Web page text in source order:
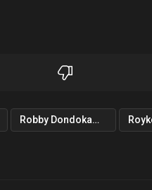
Robby Dondokambey